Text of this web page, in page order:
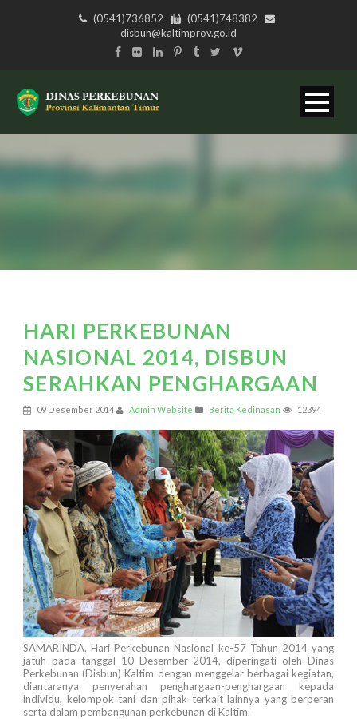
(0541)736852
(0541)748382
disbun@kaltimprov.go.id
HARI PERKEBUNAN
NASIONAL 2014, DISBUN
SERAHKAN PENGHARGAAN
09 Desember 2014 Admin Website Berita Kedinasan 12394
SAMARINDA. Hari Perkebunan Nasional ke-57 Tahun 2014 yang
jatuh pada tanggal 10 Desember 2014, diperingati oleh Dinas
Perkebunan (Disbun) Kaltim dengan menggelar berbagai kegiatan,
diantaranya penyerahan penghargaan-penghargaan kepada
individu, kelompok tani dan pihak terkait lainnya yang berperan
serta dalam pembangunan perkebunan di Kaltim.